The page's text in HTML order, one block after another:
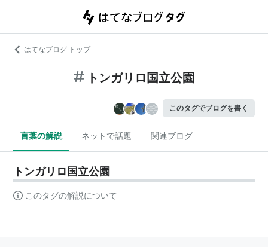
はてなブログ トップ
トンガリロ国立公園
このタグでブログを書く
言葉の解説 ネットで話題 関連ブログ
トンガリロ国立公園
このタグの解説について